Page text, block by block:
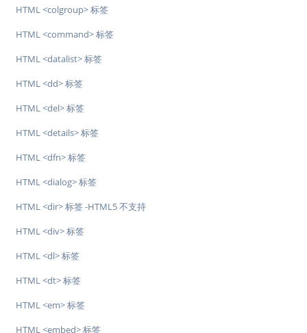
HTML <colgroup> 标签
HTML <command> 标签
HTML <datalist> 标签
HTML <dd> 标签
HTML <del> 标签
HTML <details> 标签
HTML <dfn> 标签
HTML <dialog> 标签
HTML <dir> 标签 -HTML5 不支持
HTML <div> 标签
HTML <dl> 标签
HTML <dt> 标签
HTML <em> 标签
HTML <embed> 标签